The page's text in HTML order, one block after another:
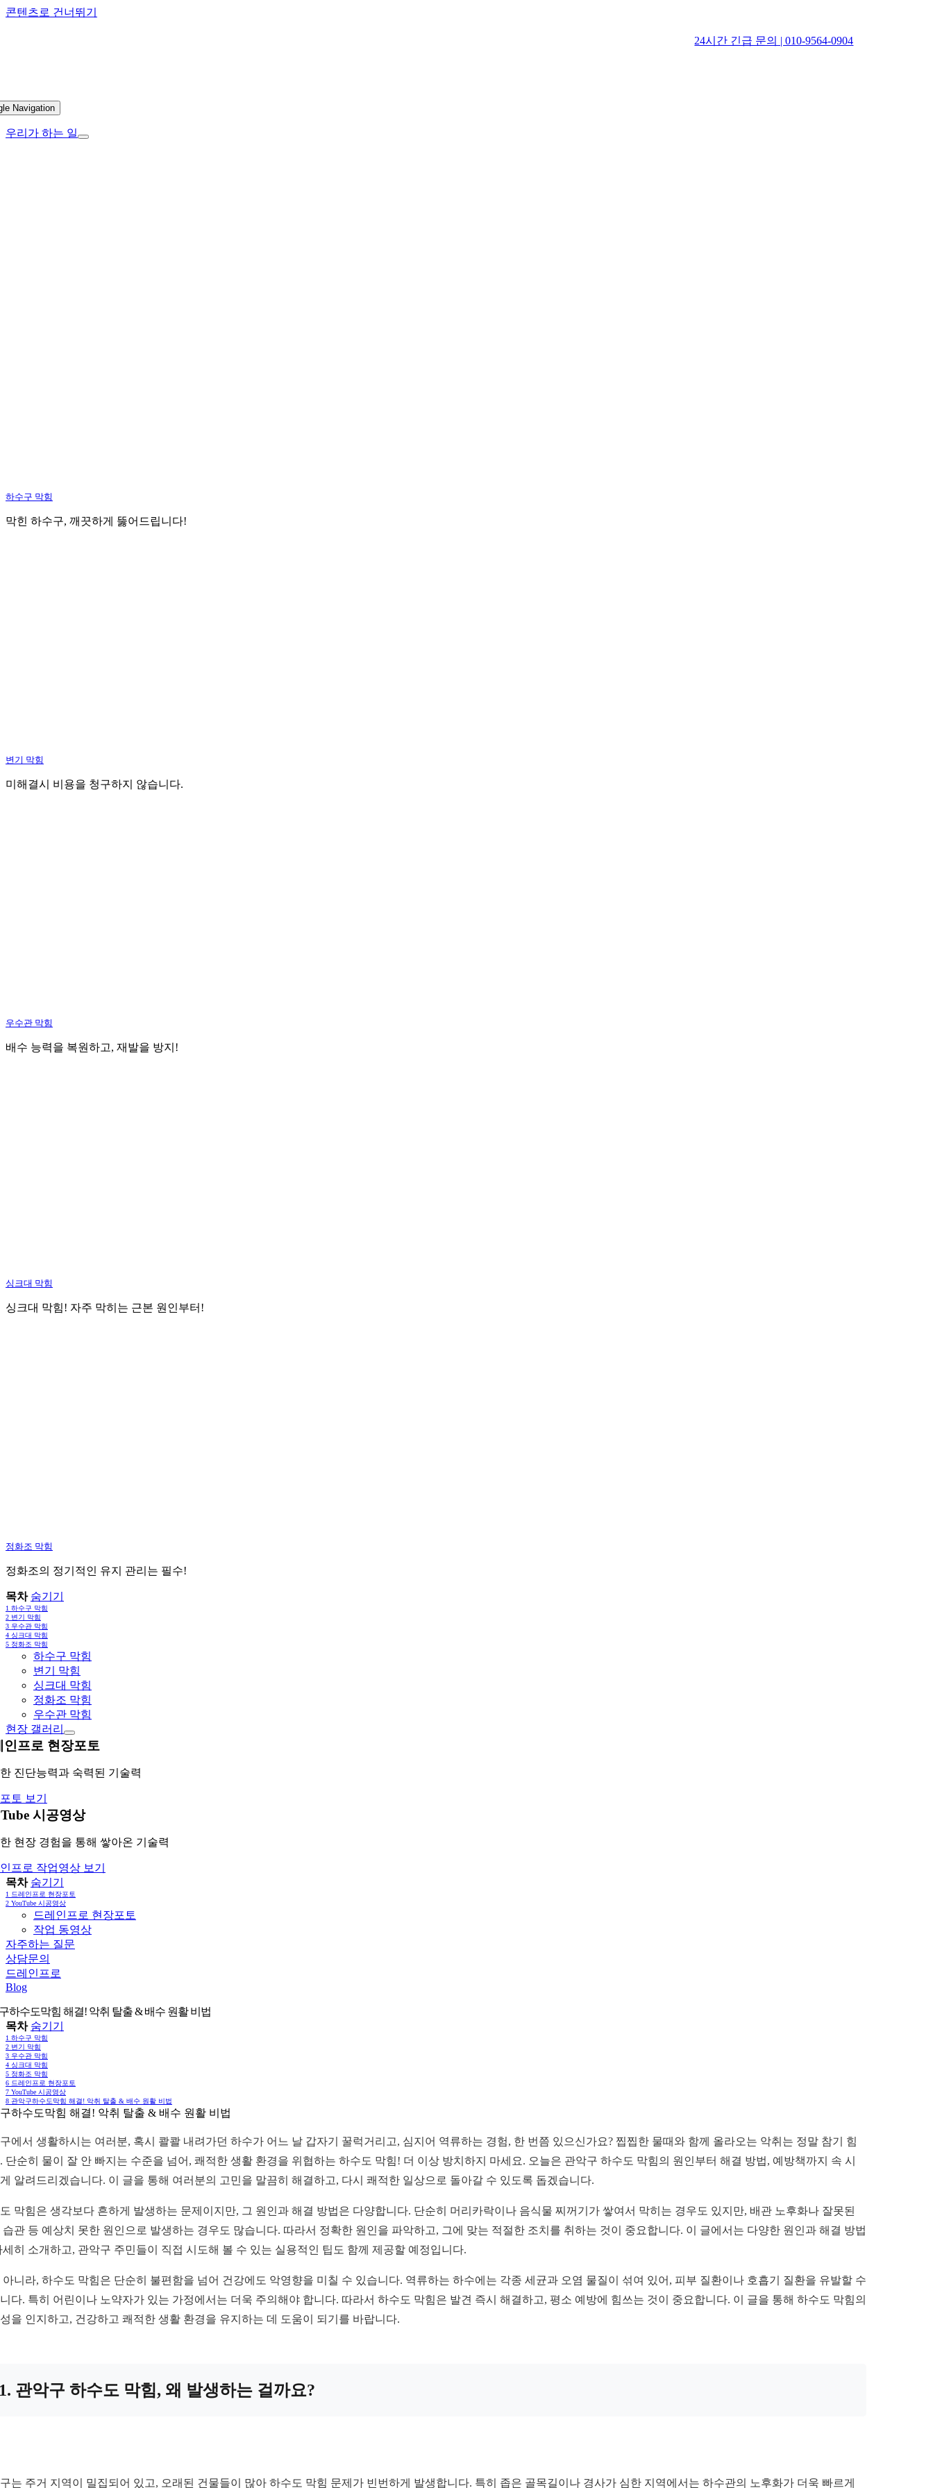
콘텐츠로 건너뛰기
24시간 긴급 문의 | 010-9564-0904
Navigation
우리가 하는 일
하수구 막힘
막힌 하수구, 깨끗하게 뚫어드립니다!
변기 막힘
미해결시 비용을 청구하지 않습니다.
우수관 막힘
배수 능력을 복원하고, 재발을 방지!
싱크대 막힘
싱크대 막힘! 자주 막히는 근본 원인부터!
정화조 막힘
정화조의 정기적인 유지 관리는 필수!
목차 숨기기
1 하수구 막힘
2 변기 막힘
3 우수관 막힘
4 싱크대 막힘
5 정화조 막힘
하수구 막힘
변기 막힘
싱크대 막힘
정화조 막힘
우수관 막힘
현장 갤러리
인프로 현장포토
진단능력과 숙력된 기술력
토 보기
시공영상
현장 경험을 통해 쌓아온 기술력
프로 작업영상 보기
목차 숨기기
1 드레인프로 현장포토
2 YouTube 시공영상
드레인프로 현장포토
작업 동영상
자주하는 질문
상담문의
드레인프로
Blog
하수도막힘 해결! 악취 탈출 & 배수 원활 비법
목차 숨기기
1 하수구 막힘
2 변기 막힘
3 우수관 막힘
4 싱크대 막힘
5 정화조 막힘
6 드레인프로 현장포토
7 YouTube 시공영상
8 관악구하수도막힘 해결! 악취 탈출 & 배수 원활 비법
하수도막힘 해결! 악취 탈출 & 배수 원활 비법
에서 생활하시는 여러분, 혹시 콸콸 내려가던 하수가 어느 날 갑자기 꿀럭거리고, 심지어 역류하는 경험, 한 번쯤 있으신가요? 찝찝한 물때와 함께 올라오는 악취는 정말 참기 힘
단순히 물이 잘 안 빠지는 수준을 넘어, 쾌적한 생활 환경을 위협하는 하수도 막힘! 더 이상 방치하지 마세요. 오늘은 관악구 하수도 막힘의 원인부터 해결 방법, 예방책까지 속 시
알려드리겠습니다. 이 글을 통해 여러분의 고민을 말끔히 해결하고, 다시 쾌적한 일상으로 돌아갈 수 있도록 돕겠습니다.
막힘은 생각보다 흔하게 발생하는 문제이지만, 그 원인과 해결 방법은 다양합니다. 단순히 머리카락이나 음식물 찌꺼기가 쌓여서 막히는 경우도 있지만, 배관 노후화나 잘못된
습관 등 예상치 못한 원인으로 발생하는 경우도 많습니다. 따라서 정확한 원인을 파악하고, 그에 맞는 적절한 조치를 취하는 것이 중요합니다. 이 글에서는 다양한 원인과 해결 방법
세히 소개하고, 관악구 주민들이 직접 시도해 볼 수 있는 실용적인 팁도 함께 제공할 예정입니다.
아니라, 하수도 막힘은 단순히 불편함을 넘어 건강에도 악영향을 미칠 수 있습니다. 역류하는 하수에는 각종 세균과 오염 물질이 섞여 있어, 피부 질환이나 호흡기 질환을 유발할 수
다. 특히 어린이나 노약자가 있는 가정에서는 더욱 주의해야 합니다. 따라서 하수도 막힘은 발견 즉시 해결하고, 평소 예방에 힘쓰는 것이 중요합니다. 이 글을 통해 하수도 막힘의
을 인지하고, 건강하고 쾌적한 생활 환경을 유지하는 데 도움이 되기를 바랍니다.
관악구 하수도 막힘, 왜 발생하는 걸까요?
는 주거 지역이 밀집되어 있고, 오래된 건물들이 많아 하수도 막힘 문제가 빈번하게 발생합니다. 특히 좁은 골목길이나 경사가 심한 지역에서는 하수관의 노후화가 더욱 빠르게